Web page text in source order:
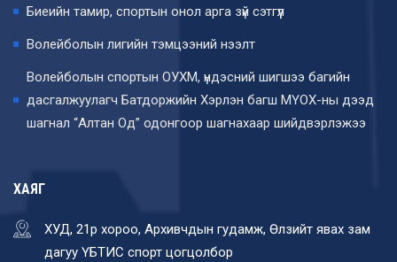
Биеийн тамир, спортын онол арга зүй сэтгүүл
Волейболын лигийн тэмцээний нээлт
Волейболын спортын ОУХМ, үндэсний шигшээ багийн
дасгалжуулагч Батдоржийн Хэрлэн багш МҮОХ-ны дээд
шагнал “Алтан Од” одонгоор шагнахаар шийдвэрлэжээ
ХАЯГ
ХУД, 21р хороо, Архивчдын гудамж, Өлзийт явах зам
дагуу ҮБТИС спорт цогцолбор